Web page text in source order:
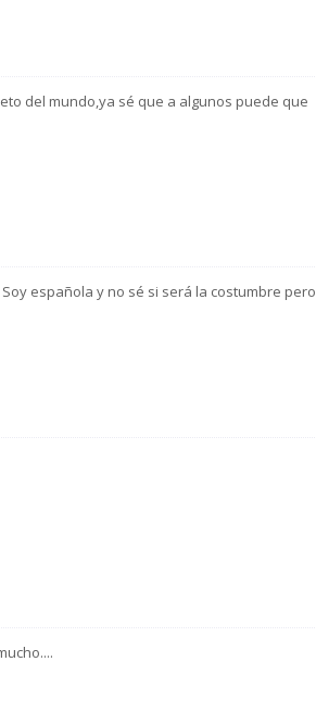
del mundo,ya sé que a algunos puede que
española y no sé si será la costumbre pero